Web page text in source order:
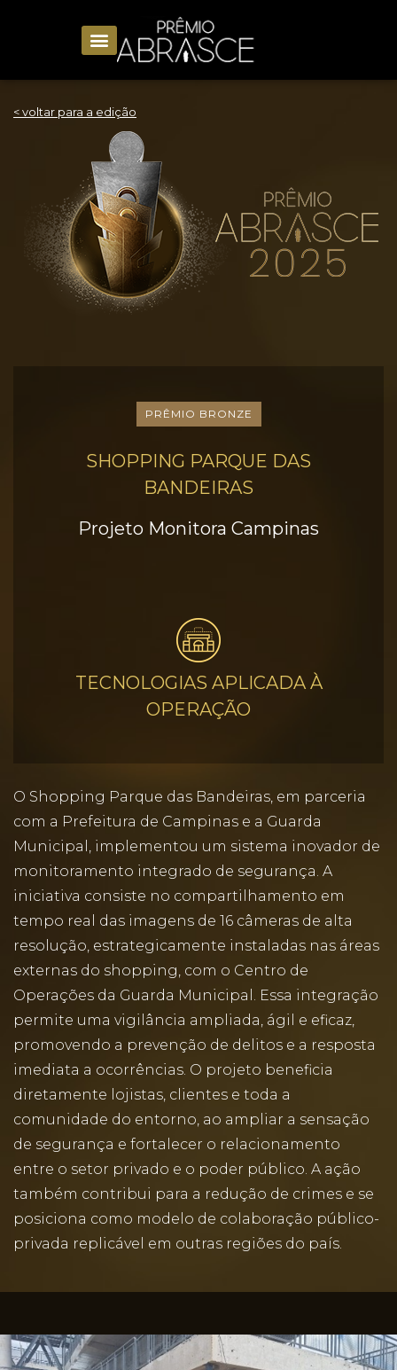
< voltar para a edição
PRÊMIO BRONZE
SHOPPING PARQUE DAS
BANDEIRAS
Projeto Monitora Campinas
TECNOLOGIAS APLICADA À
OPERAÇÃO
O Shopping Parque das Bandeiras, em parceria
com a Prefeitura de Campinas e a Guarda
Municipal, implementou um sistema inovador de
monitoramento integrado de segurança. A
iniciativa consiste no compartilhamento em
tempo real das imagens de 16 câmeras de alta
resolução, estrategicamente instaladas nas áreas
externas do shopping, com o Centro de
Operações da Guarda Municipal. Essa integração
permite uma vigilância ampliada, ágil e eficaz,
promovendo a prevenção de delitos e a resposta
imediata a ocorrências. O projeto beneficia
diretamente lojistas, clientes e toda a
comunidade do entorno, ao ampliar a sensação
de segurança e fortalecer o relacionamento
entre o setor privado e o poder público. A ação
também contribui para a redução de crimes e se
posiciona como modelo de colaboração público-
privada replicável em outras regiões do país.